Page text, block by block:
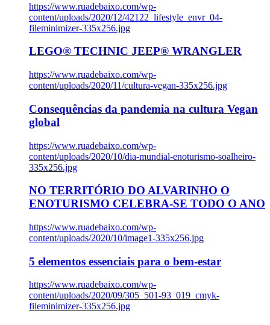
https://www.ruadebaixo.com/wp-
content/uploads/2020/12/42122_lifestyle_envr_04-
fileminimizer-335x256.jpg
LEGO® TECHNIC JEEP® WRANGLER
https://www.ruadebaixo.com/wp-
content/uploads/2020/11/cultura-vegan-335x256.jpg
Consequências da pandemia na cultura Vegan
global
https://www.ruadebaixo.com/wp-
content/uploads/2020/10/dia-mundial-enoturismo-soalheiro-
335x256.jpg
NO TERRITÓRIO DO ALVARINHO O
ENOTURISMO CELEBRA-SE TODO O ANO
https://www.ruadebaixo.com/wp-
content/uploads/2020/10/image1-335x256.jpg
5 elementos essenciais para o bem-estar
https://www.ruadebaixo.com/wp-
content/uploads/2020/09/305_501-93_019_cmyk-
fileminimizer-335x256.jpg